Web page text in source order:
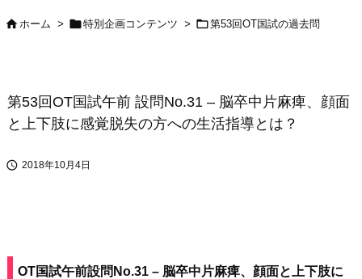
ホーム > 特別企画コンテンツ > 第53回OT国試の過去問
第53回OT国試午前 設問No.31 – 脳卒中片麻痺、顔面
と上下肢に感覚脱失の方への生活指導とは？
 2018年10月4日
OT国試午前設問No.31 – 脳卒中片麻痺、顔面と上下肢に